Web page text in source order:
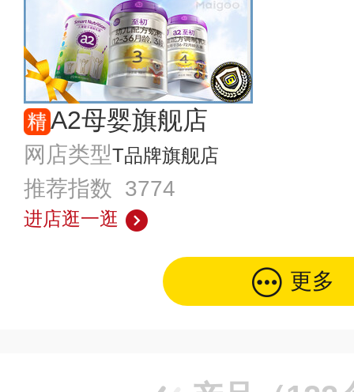
A2母婴旗舰店
网店类型T品牌旗舰店
推荐指数 3774
进店逛一逛
更多